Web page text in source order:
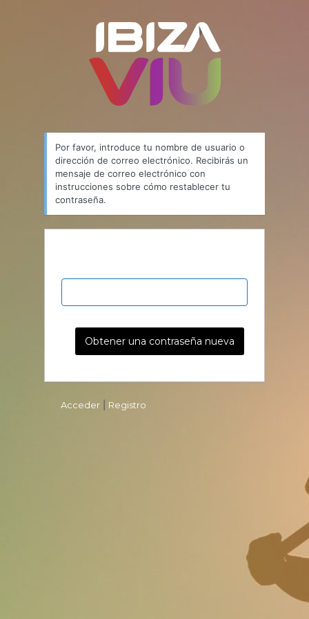
Por favor, introduce tu nombre de usuario o
dirección de correo electrónico. Recibirás un
mensaje de correo electrónico con
instrucciones sobre cómo restablecer tu
contraseña.
Acceder Registro